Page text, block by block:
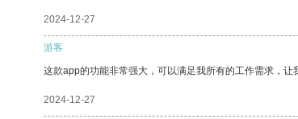
2024-12-27
游客
这款app的功能非常强大，可以满足我所有的工作需求，让
2024-12-27